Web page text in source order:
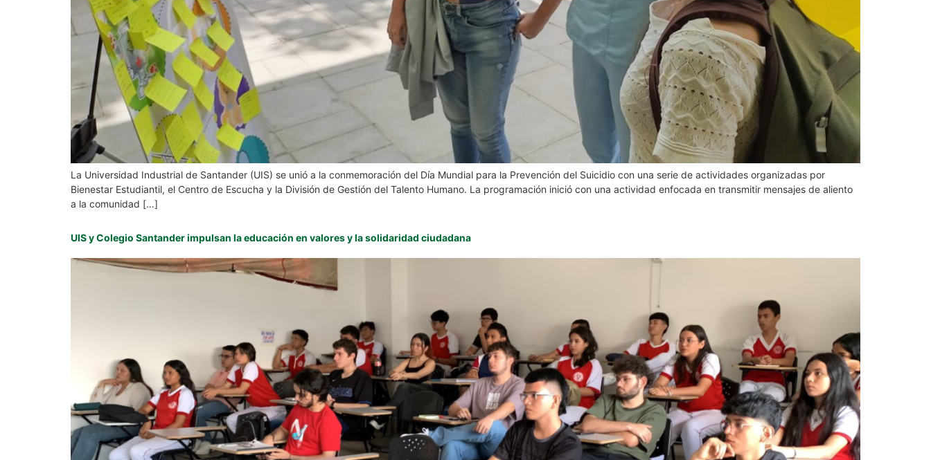
La Universidad Industrial de Santander (UIS) se unió a la conmemoración del Día Mundial para la Prevención del Suicidio con una serie de actividades organizadas por
Bienestar Estudiantil, el Centro de Escucha y la División de Gestión del Talento Humano. La programación inició con una actividad enfocada en transmitir mensajes de aliento
a la comunidad […]
UIS y Colegio Santander impulsan la educación en valores y la solidaridad ciudadana